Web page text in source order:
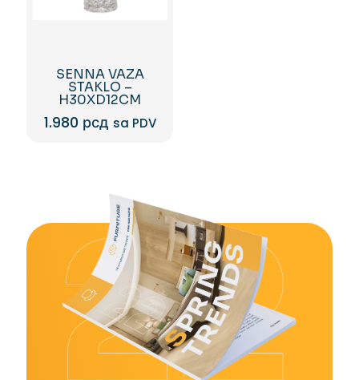
SENNA VAZA
STAKLO –
H30XD12CM
1.980 рсд sa PDV